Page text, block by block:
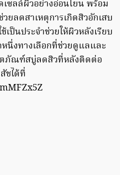
ซลล์ผิวอย่างอ่อนโยน พร้อม
ยลดสาเหตุการเกิดสิวอักเสบ
เป็นประจำช่วยให้ผิวหลังเรียบ
นึ่งทางเลือกที่ช่วยดูแลและ
ภัณฑ์สบู่ลดสิวที่หลังติดต่อ
ชได้ที่